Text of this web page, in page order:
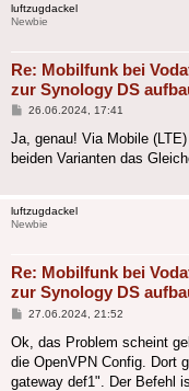
luftzugdackel
Newbie
Re: Mobilfunk bei
zur Synology DS
Beitrag
26.06.2024, 17:41
Ja, genau! Via Mobile
beiden Varianten das
luftzugdackel
Newbie
Re: Mobilfunk bei
zur Synology DS
Beitrag
27.06.2024, 21:52
Ok, das Problem scheint
die OpenVPN Config. Dort
gateway def1". Der Befehl